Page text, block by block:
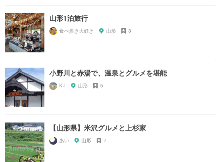
山形1泊旅行
食べ歩き大好き 山形 3
小野川と赤湯で、温泉とグルメを堪能
K-I 山形 5
【山形県】米沢グルメと上杉家
あい 山形 7